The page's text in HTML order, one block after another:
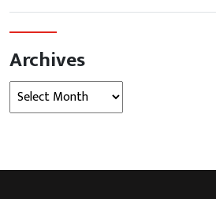
Archives
Archives